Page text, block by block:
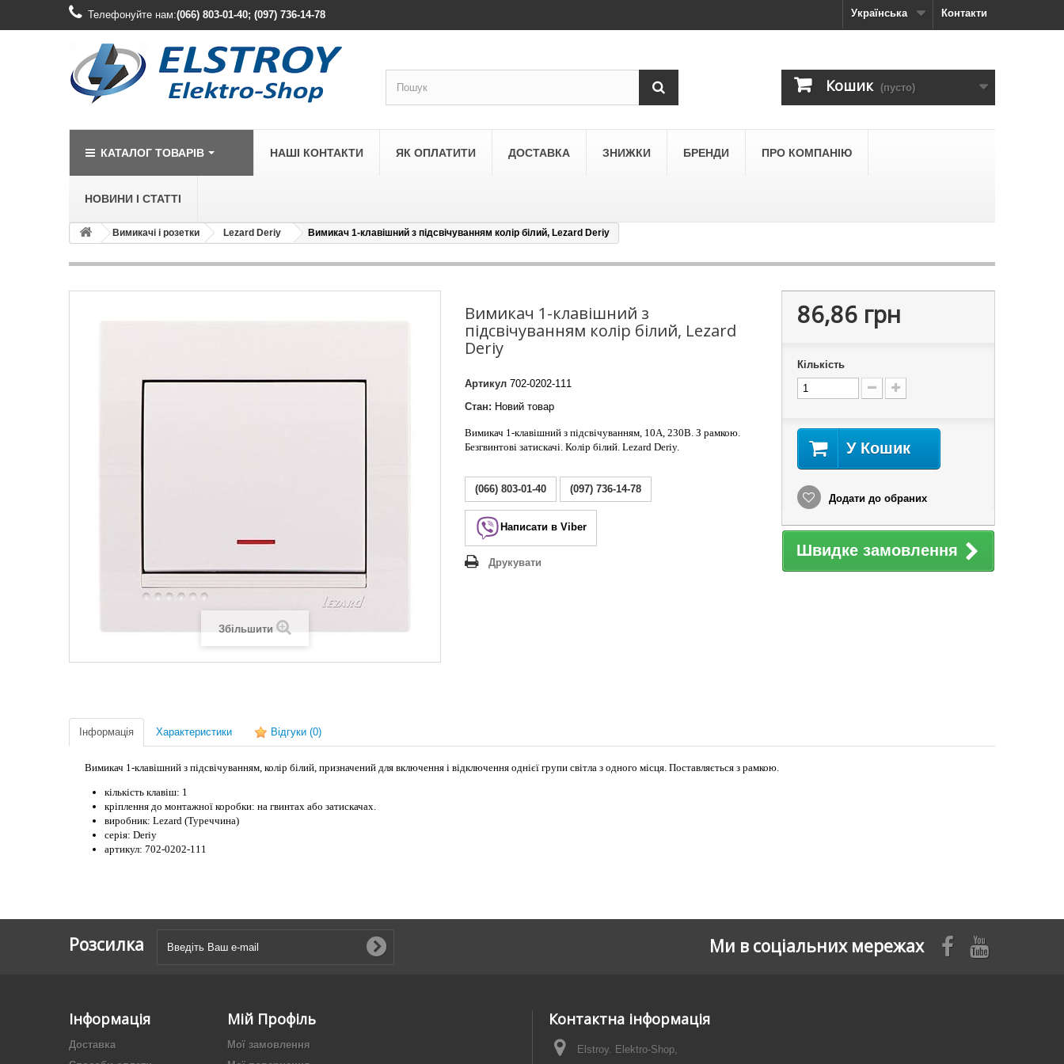
Контакти
Телефонуйте нам:(066) 803-01-40; (097) 736-14-78 Українська
Кошик (пусто)
КАТАЛОГ ТОВАРІВ
LEGRAND LEGRAND
LEZARD
НАШІ КОНТАКТИ ЯК ОПЛАТИТИ ДОСТАВКА ЗНИЖКИ БРЕНДИ ПРО КОМПАНІЮ
НОВИНИ І СТАТТІ
Вимикачі і розетки Lezard Deriy Вимикач 1-клавішний з підсвічуванням колір білий, Lezard Deriy
Збільшити
Вимикач 1-клавішний з
підсвічуванням колір білий, Lezard
Deriy
Артикул 702-0202-111
Стан: Новий товар
Вимикач 1-клавішний з підсвічуванням, 10А, 230В. З рамкою.
Безгвинтові затискачі. Колір білий. Lezard Deriy.
(066) 803-01-40 (097) 736-14-78
Написати в Viber
Друкувати
86,86 грн
Кількість
У Кошик
Додати до обраних
Швидке замовлення
Інформація Характеристики Відгуки (0)
Вимикач 1-клавішний з підсвічуванням, колір білий, призначений для включення і відключення однієї групи світла з одного місця. Поставляється з рамкою.
кількість клавіш: 1
кріплення до монтажної коробки: на гвинтах або затискачах.
виробник: Lezard (Туреччина)
серія: Deriy
артикул: 702-0202-111
Розсилка Ми в соціальних мережах
Інформація
Доставка
Мій Профіль
Мої замовлення
Контактна інформація
Elstroy. Elektro-Shop,